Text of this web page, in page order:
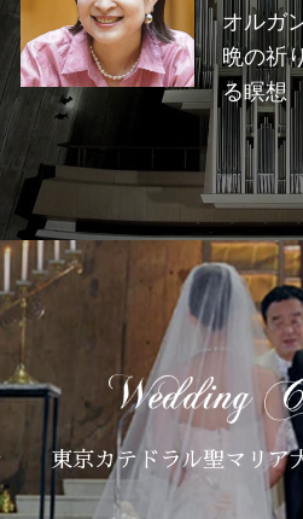
オルガ
晩の祈
る瞑想
東京カテドラル聖マリア